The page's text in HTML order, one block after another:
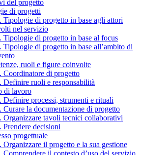
del progetto
di progetti
Tipologie di progetto in base agli attori
nel servizio
Tipologie di progetto in base al focus
Tipologie di progetto in base all’ambito di
ruoli e figure coinvolte
Coordinatore di progetto
Definire ruoli e responsabilità
di lavoro
Definire processi, strumenti e rituali
Curare la documentazione di progetto
Organizzare tavoli tecnici collaborativi
Prendere decisioni
progettuale
Organizzare il progetto e la sua gestione
Comprendere il contesto d’uso del servizio